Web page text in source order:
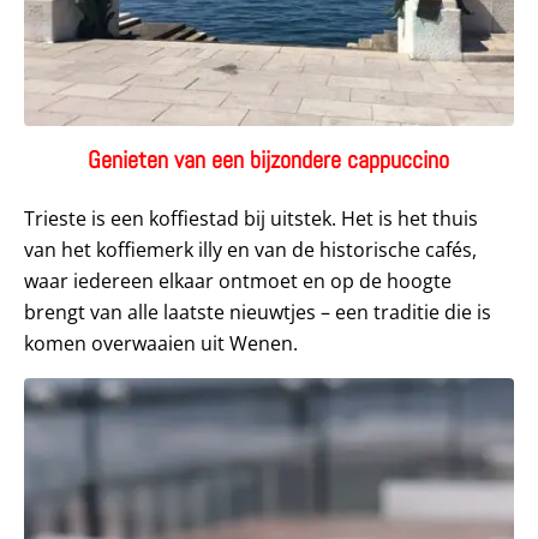
Genieten van een bijzondere cappuccino
Trieste is een koffiestad bij uitstek. Het is het thuis
van het koffiemerk illy en van de historische cafés,
waar iedereen elkaar ontmoet en op de hoogte
brengt van alle laatste nieuwtjes – een traditie die is
komen overwaaien uit Wenen.